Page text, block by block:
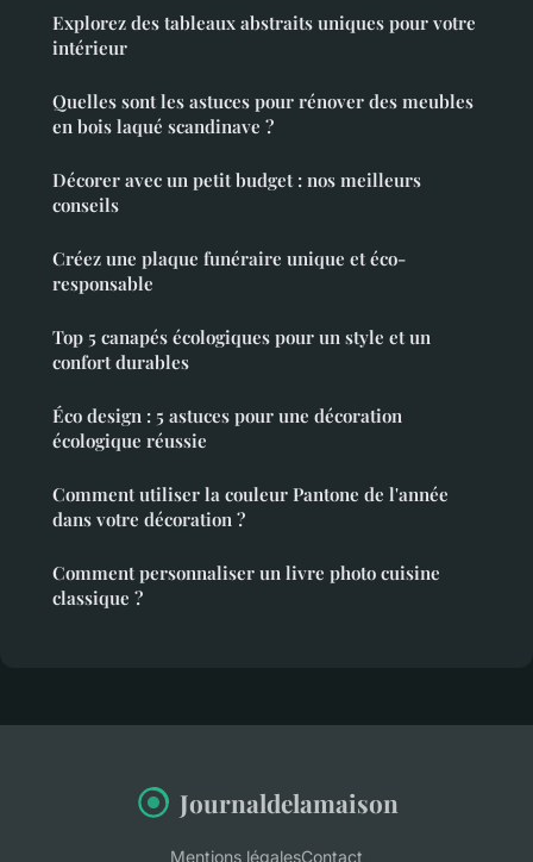
Explorez des tableaux abstraits uniques pour votre
intérieur
Quelles sont les astuces pour rénover des meubles
en bois laqué scandinave ?
Décorer avec un petit budget : nos meilleurs
conseils
Créez une plaque funéraire unique et éco-
responsable
Top 5 canapés écologiques pour un style et un
confort durables
Éco design : 5 astuces pour une décoration
écologique réussie
Comment utiliser la couleur Pantone de l'année
dans votre décoration ?
Comment personnaliser un livre photo cuisine
classique ?
Journaldelamaison
Mentions légalesContact